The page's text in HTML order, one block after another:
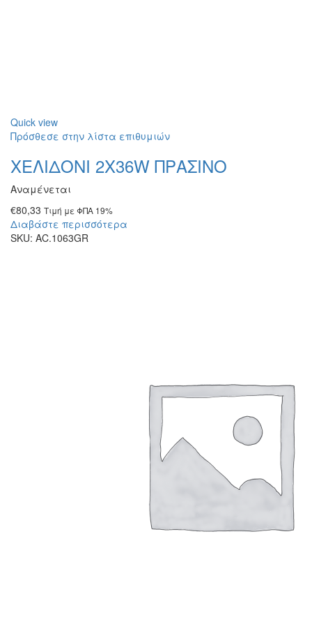
Quick view
Πρόσθεσε στην λίστα επιθυμιών
ΧΕΛΙΔΟΝΙ 2Χ36W ΠΡΑΣΙΝΟ
Αναμένεται
€80,33 Τιμή με ΦΠΑ 19%
Διαβάστε περισσότερα
SKU: AC.1063GR